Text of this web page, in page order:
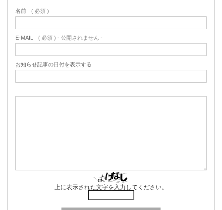
名前 ( 必須 )
E-MAIL ( 必須 ) - 公開されません -
お知らせ記事の日付を表示する
上に表示された文字を入力してください。